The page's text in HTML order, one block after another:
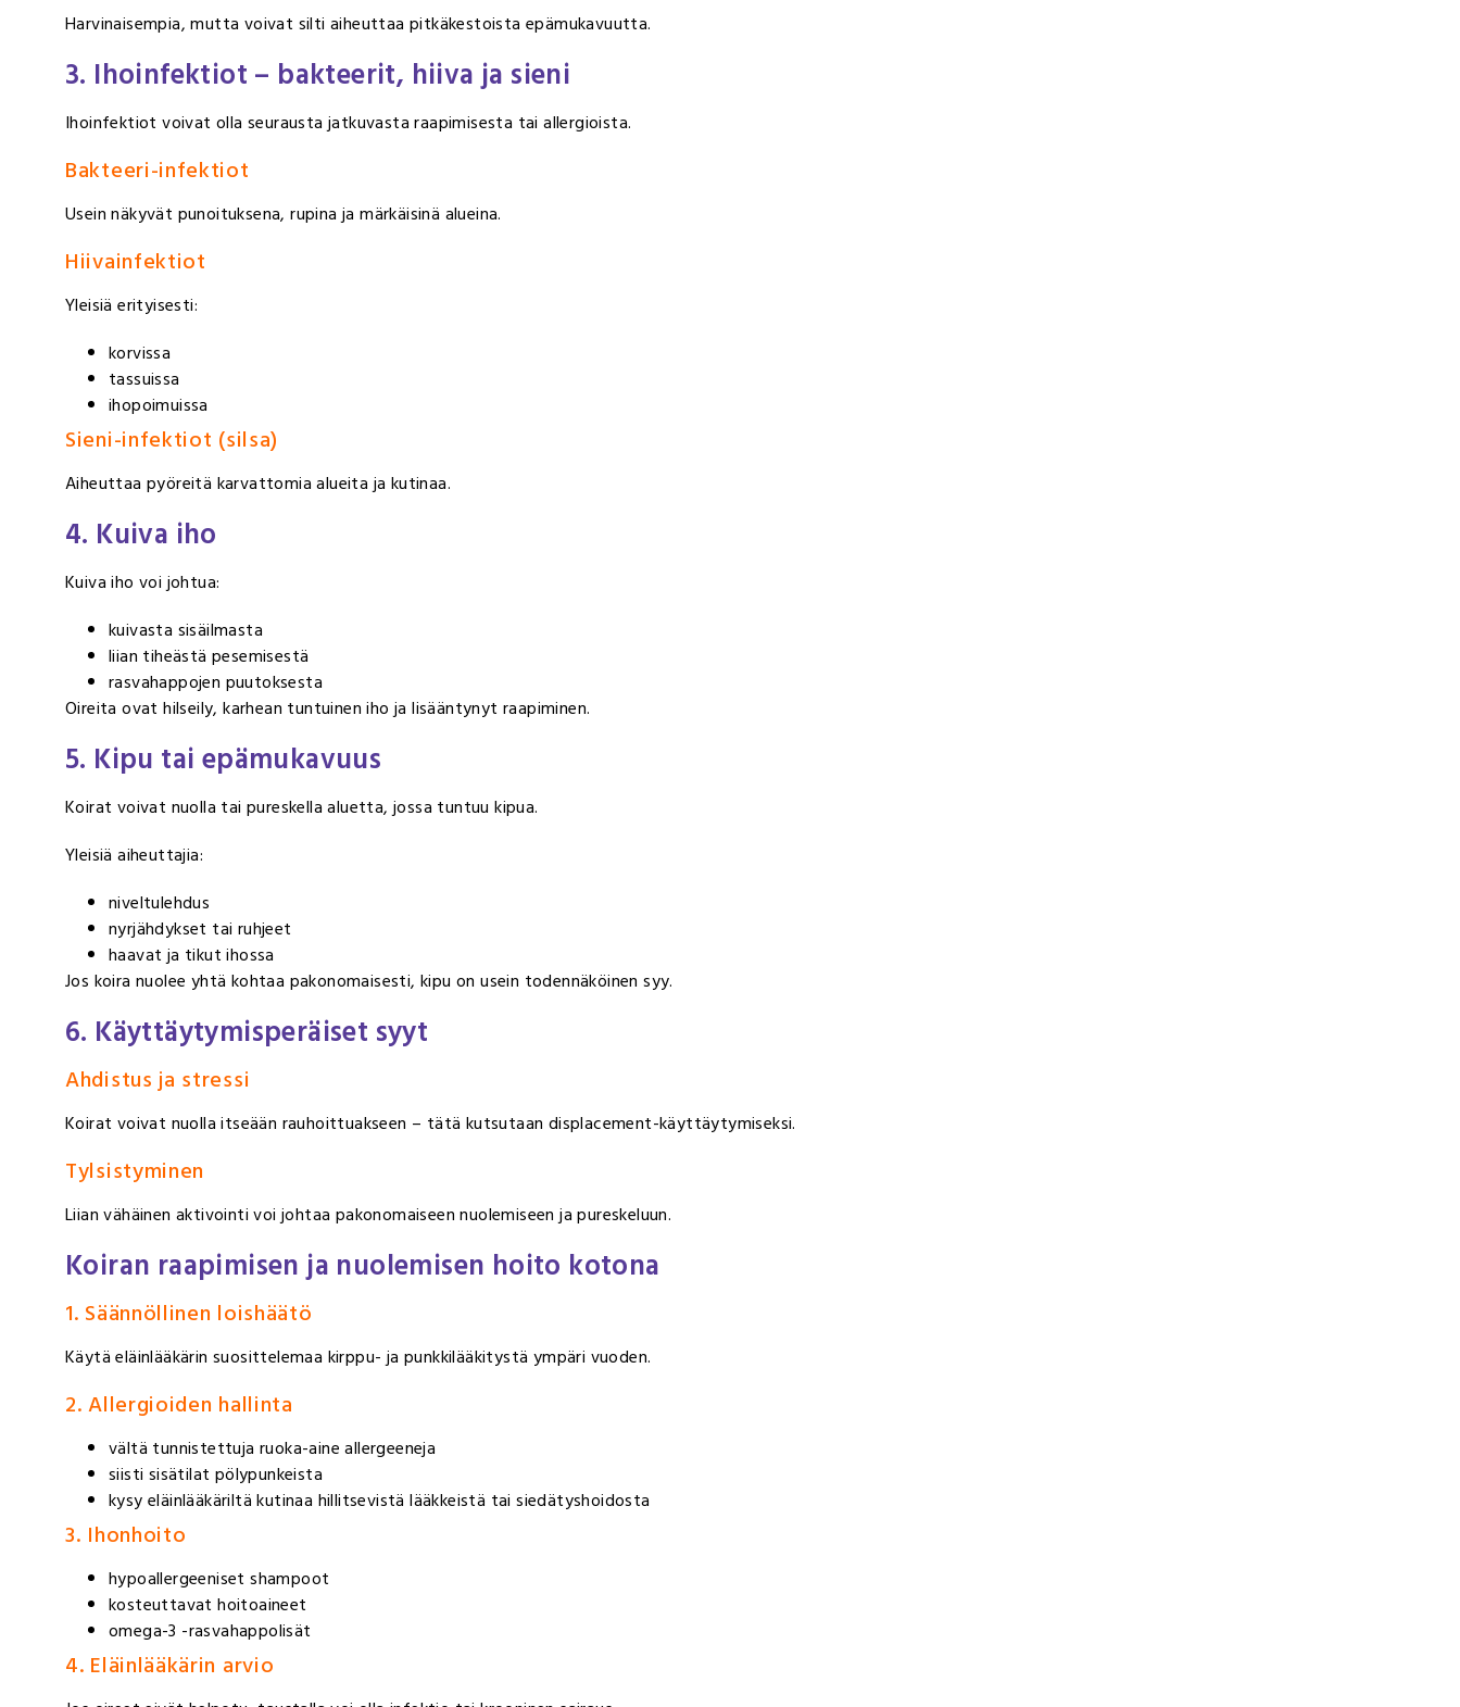
Harvinaisempia, mutta voivat silti aiheuttaa pitkäkestoista epämukavuutta.
3. Ihoinfektiot – bakteerit, hiiva ja sieni
Ihoinfektiot voivat olla seurausta jatkuvasta raapimisesta tai allergioista.
Bakteeri-infektiot
Usein näkyvät punoituksena, rupina ja märkäisinä alueina.
Hiivainfektiot
Yleisiä erityisesti:
korvissa
tassuissa
ihopoimuissa
Sieni-infektiot (silsa)
Aiheuttaa pyöreitä karvattomia alueita ja kutinaa.
4. Kuiva iho
Kuiva iho voi johtua:
kuivasta sisäilmasta
liian tiheästä pesemisestä
rasvahappojen puutoksesta
Oireita ovat hilseily, karhean tuntuinen iho ja lisääntynyt raapiminen.
5. Kipu tai epämukavuus
Koirat voivat nuolla tai pureskella aluetta, jossa tuntuu kipua.
Yleisiä aiheuttajia:
niveltulehdus
nyrjähdykset tai ruhjeet
haavat ja tikut ihossa
Jos koira nuolee yhtä kohtaa pakonomaisesti, kipu on usein todennäköinen syy.
6. Käyttäytymisperäiset syyt
Ahdistus ja stressi
Koirat voivat nuolla itseään rauhoittuakseen – tätä kutsutaan displacement-käyttäytymiseksi.
Tylsistyminen
Liian vähäinen aktivointi voi johtaa pakonomaiseen nuolemiseen ja pureskeluun.
Koiran raapimisen ja nuolemisen hoito kotona
1. Säännöllinen loishäätö
Käytä eläinlääkärin suosittelemaa kirppu- ja punkkilääkitystä ympäri vuoden.
2. Allergioiden hallinta
vältä tunnistettuja ruoka-aine allergeeneja
siisti sisätilat pölypunkeista
kysy eläinlääkäriltä kutinaa hillitsevistä lääkkeistä tai siedätyshoidosta
3. Ihonhoito
hypoallergeeniset shampoot
kosteuttavat hoitoaineet
omega-3 -rasvahappolisät
4. Eläinlääkärin arvio